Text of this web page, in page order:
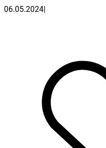
06.05.2024|